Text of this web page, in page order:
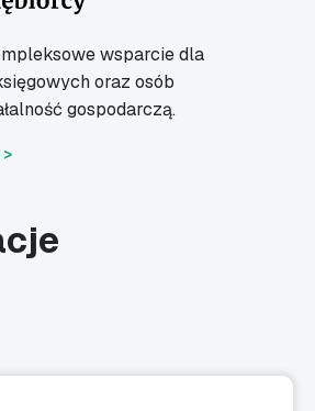
wsparcie dla
oraz osób
gospodarczą.